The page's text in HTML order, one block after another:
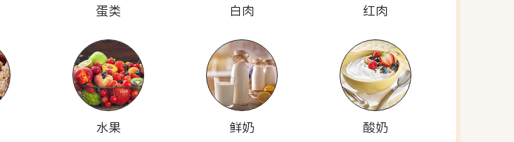
蛋类 白肉 红肉
水果 鲜奶 酸奶